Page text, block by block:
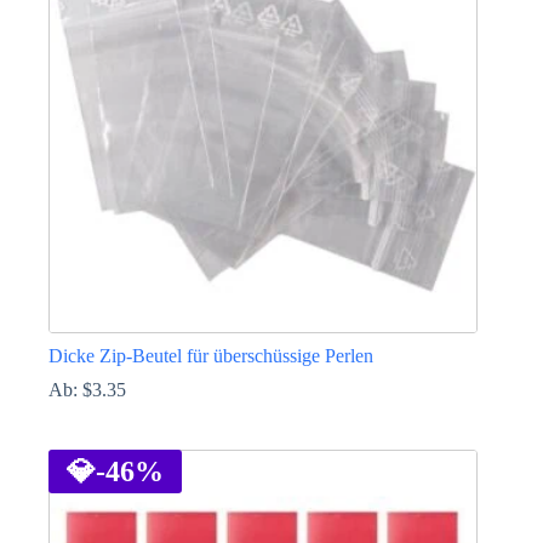
Optionen
können
Produktseite
gewählt
werden
Dicke Zip-Beutel für überschüssige Perlen
Ab: $3.35
weist
mehrere
Varianten
💎-46%